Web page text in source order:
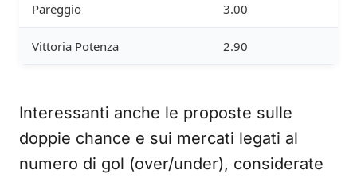
Pareggio 3.00
Vittoria Potenza 2.90
Interessanti anche le proposte sulle
doppie chance e sui mercati legati al
numero di gol (over/under), considerate